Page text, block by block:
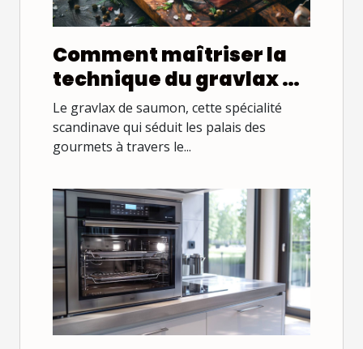
Comment maîtriser la
technique du gravlax de
saumon à la scandinave
Le gravlax de saumon, cette spécialité
scandinave qui séduit les palais des
gourmets à travers le...